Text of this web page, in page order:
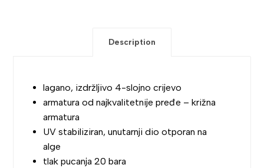
Description
lagano, izdržljivo 4-slojno crijevo
armatura od najkvalitetnije pređe – križna
armatura
UV stabiliziran, unutarnji dio otporan na
alge
tlak pucanja 20 bara